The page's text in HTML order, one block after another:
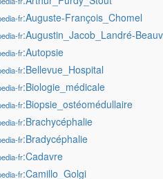
fr:Auguste-François_Chomel
fr:Augustin_Jacob_Landré-
fr:Autopsie
fr:Bellevue_Hospital
fr:Biologie_médicale
fr:Biopsie_ostéomédullaire
fr:Brachycéphalie
fr:Bradycéphalie
fr:Cadavre
fr:Camillo_Golgi